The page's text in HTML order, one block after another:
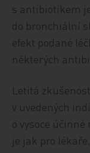
s antibiotikem
do bronchiální
efekt podané
některých
Letitá
v uvedených
o vysoce
je jak pro